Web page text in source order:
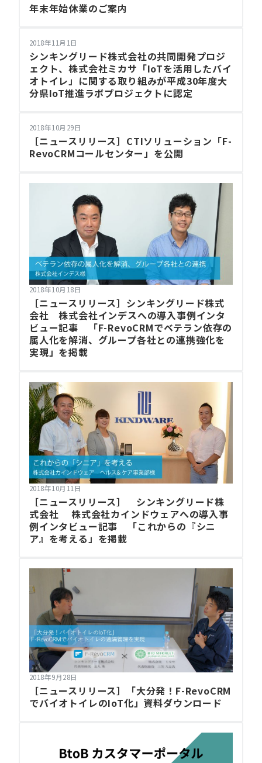
年末年始休業のご案内
2018年11月1日
シンキングリード株式会社の共同開発プロジ
ェクト、株式会社ミカサ「IoTを活用したバイ
オトイレ」に関する取り組みが平成30年度大
分県IoT推進ラボプロジェクトに認定
2018年10月29日
［ニュースリリース］CTIソリューション「F-
RevoCRMコールセンター」を公開
2018年10月18日
［ニュースリリース］シンキングリード株式
会社 株式会社インデスへの導入事例インタ
ビュー記事 「F-RevoCRMでベテラン依存の
属人化を解消、グループ各社との連携強化を
実現」を掲載
2018年10月11日
［ニュースリリース］ シンキングリード株
式会社 株式会社カインドウェアへの導入事
例インタビュー記事 「これからの『シニ
ア』を考える」を掲載
2018年9月28日
［ニュースリリース］「大分発！F-RevoCRM
でバイオトイレのIoT化」資料ダウンロード